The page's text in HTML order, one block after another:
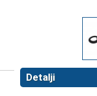
Detalji